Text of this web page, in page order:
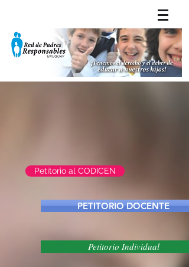
Petitorio al CODICEN
PETITORIO DOCENTE
Petitorio Individual